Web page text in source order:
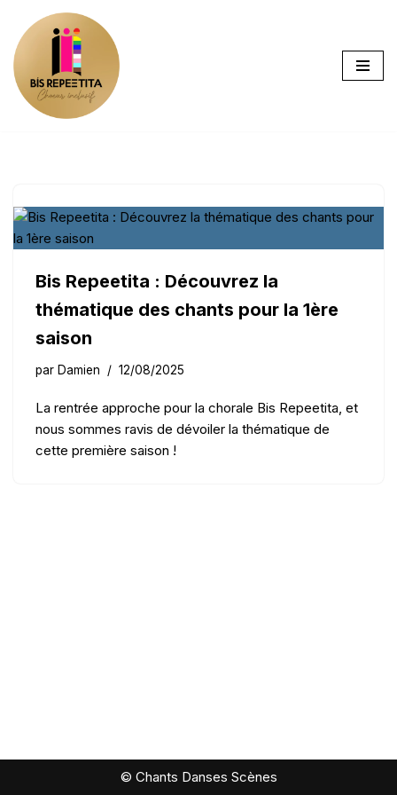
Aller
au
contenu
Bis Repeetita : Découvrez la
thématique des chants pour la 1ère
saison
par Damien 12/08/2025
La rentrée approche pour la chorale Bis Repeetita, et
nous sommes ravis de dévoiler la thématique de
cette première saison !
© Chants Danses Scènes